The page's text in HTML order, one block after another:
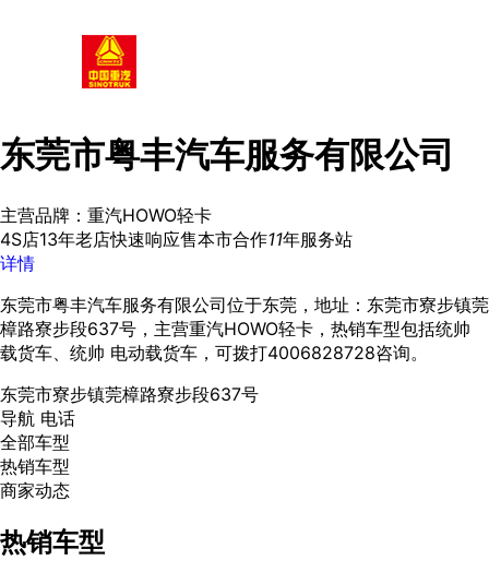
东莞市粤丰汽车服务有限公司
主营品牌：重汽HOWO轻卡
4S店13年老店快速响应售本市合作11年服务站
详情
东莞市粤丰汽车服务有限公司位于东莞，地址：东莞市寮步镇莞
樟路寮步段637号，主营重汽HOWO轻卡，热销车型包括统帅
载货车、统帅 电动载货车，可拨打4006828728咨询。
东莞市寮步镇莞樟路寮步段637号
导航 电话
全部车型
热销车型
商家动态
热销车型